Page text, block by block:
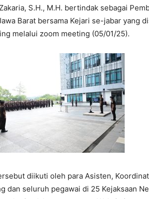
S.H., M.H. bertindak sebagai
Barat bersama Kejari se-jabar yang
melalui zoom meeting (05/01/25).
diikuti oleh para Asisten,
dan seluruh pegawai di 25 Kejaksaan